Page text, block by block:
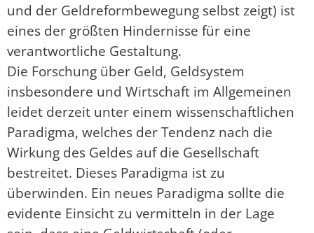
und der Geldreformbewegung selbst zeigt) ist
eines der größten Hindernisse für eine
verantwortliche Gestaltung.
Die Forschung über Geld, Geldsystem
insbesondere und Wirtschaft im Allgemeinen
leidet derzeit unter einem wissenschaftlichen
Paradigma, welches der Tendenz nach die
Wirkung des Geldes auf die Gesellschaft
bestreitet. Dieses Paradigma ist zu
überwinden. Ein neues Paradigma sollte die
evidente Einsicht zu vermitteln in der Lage